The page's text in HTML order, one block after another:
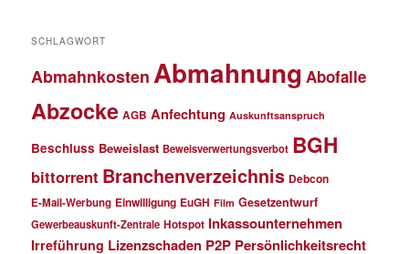
SCHLAGWORT
Abmahnkosten Abmahnung Abofalle
Abzocke AGB Anfechtung Auskunftsanspruch
Beschluss Beweislast Beweisverwertungsverbot BGH
bittorrent Branchenverzeichnis Debcon
E-Mail-Werbung Einwilligung EuGH Film Gesetzentwurf
Gewerbeauskunft-Zentrale Hotspot Inkassounternehmen
Irreführung Lizenzschaden P2P Persönlichkeitsrecht